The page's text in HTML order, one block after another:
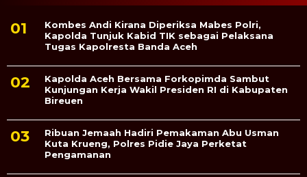
Kombes Andi Kirana Diperiksa Mabes Polri,
Kapolda Tunjuk Kabid TIK sebagai Pelaksana
Tugas Kapolresta Banda Aceh
Kapolda Aceh Bersama Forkopimda Sambut
Kunjungan Kerja Wakil Presiden RI di Kabupaten
Bireuen
Ribuan Jemaah Hadiri Pemakaman Abu Usman
Kuta Krueng, Polres Pidie Jaya Perketat
Pengamanan